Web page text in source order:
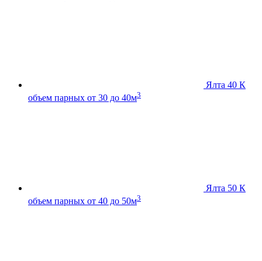
Ялта 40 К
объем парных от 30 до 40м3
Ялта 50 К
объем парных от 40 до 50м3